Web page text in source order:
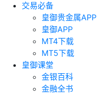
交易必备
皇御贵金属APP
皇御APP
MT4下载
MT5下载
皇御课堂
金银百科
金融全书